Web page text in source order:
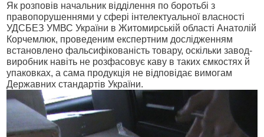
Як розповів начальник відділення по боротьбі з
правопорушеннями у сфері інтелектуальної власності
УДСБЕЗ УМВС України в Житомирській області Анатолій
Корчемлюк, проведеним експертним дослідженням
встановлено фальсифікованість товару, оскільки завод-
виробник навіть не розфасовує каву в таких ємкостях й
упаковках, а сама продукція не відповідає вимогам
Державних стандартів України.